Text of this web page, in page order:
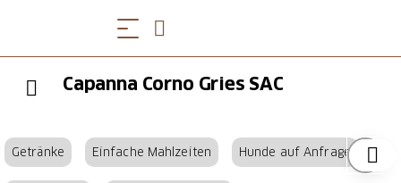
Capanna Corno Gries SAC
Getränke Einfache Mahlzeiten Hunde auf Anfrage